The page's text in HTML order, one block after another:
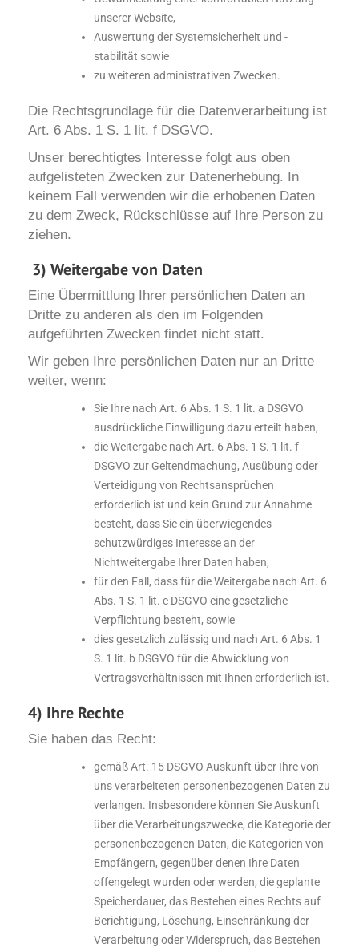
unserer Website,
Auswertung der Systemsicherheit und -
stabilität sowie
zu weiteren administrativen Zwecken.
Die Rechtsgrundlage für die Datenverarbeitung ist
Art. 6 Abs. 1 S. 1 lit. f DSGVO.
Unser berechtigtes Interesse folgt aus oben
aufgelisteten Zwecken zur Datenerhebung. In
keinem Fall verwenden wir die erhobenen Daten
zu dem Zweck, Rückschlüsse auf Ihre Person zu
ziehen.
3) Weitergabe von Daten
Eine Übermittlung Ihrer persönlichen Daten an
Dritte zu anderen als den im Folgenden
aufgeführten Zwecken findet nicht statt.
Wir geben Ihre persönlichen Daten nur an Dritte
weiter, wenn:
Sie Ihre nach Art. 6 Abs. 1 S. 1 lit. a DSGVO
ausdrückliche Einwilligung dazu erteilt haben,
die Weitergabe nach Art. 6 Abs. 1 S. 1 lit. f
DSGVO zur Geltendmachung, Ausübung oder
Verteidigung von Rechtsansprüchen
erforderlich ist und kein Grund zur Annahme
besteht, dass Sie ein überwiegendes
schutzwürdiges Interesse an der
Nichtweitergabe Ihrer Daten haben,
für den Fall, dass für die Weitergabe nach Art. 6
Abs. 1 S. 1 lit. c DSGVO eine gesetzliche
Verpflichtung besteht, sowie
dies gesetzlich zulässig und nach Art. 6 Abs. 1
S. 1 lit. b DSGVO für die Abwicklung von
Vertragsverhältnissen mit Ihnen erforderlich ist.
4) Ihre Rechte
Sie haben das Recht:
gemäß Art. 15 DSGVO Auskunft über Ihre von
uns verarbeiteten personenbezogenen Daten zu
verlangen. Insbesondere können Sie Auskunft
über die Verarbeitungszwecke, die Kategorie der
personenbezogenen Daten, die Kategorien von
Empfängern, gegenüber denen Ihre Daten
offengelegt wurden oder werden, die geplante
Speicherdauer, das Bestehen eines Rechts auf
Berichtigung, Löschung, Einschränkung der
Verarbeitung oder Widerspruch, das Bestehen